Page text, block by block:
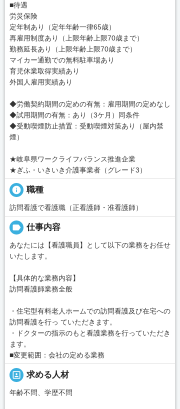
■待遇
労災保険
定年制あり（定年年齢一律65歳）
再雇用制度あり（上限年齢上限70歳まで）
勤務延長あり（上限年齢上限70歳まで）
マイカー通勤での無料駐車場あり
育児休業取得実績あり
外国人雇用実績あり
◆労働契約期間の定めの有無：雇用期間の定めなし
◆試用期間の有無：あり（3ケ月）同条件
◆受動喫煙防止措置：受動喫煙対策あり（屋内禁
煙）
★岐阜県ワークライフバランス推進企業
★ぎふ・いきいき介護事業者（グレード3）
info 職種
訪問看護で看護職（正看護師・准看護師）
label 仕事内容
あなたには【看護職員】として以下の業務をお任せ
いたします。
【具体的な業務内容】
訪問看護師業務全般
・住宅型有料老人ホームでの訪問看護及び在宅への
訪問看護を行っ ていただきます。
・ドクターの指示のもと看護業務を行っていただき
ます。
■変更範囲：会社の定める業務
portrait 求める人材
年齢不問、学歴不問